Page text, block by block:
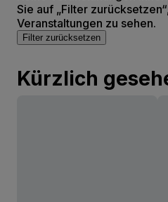
Sie auf „Filter
Veranstaltungen zu sehen.
Filter zurücksetzen
Kürzlich